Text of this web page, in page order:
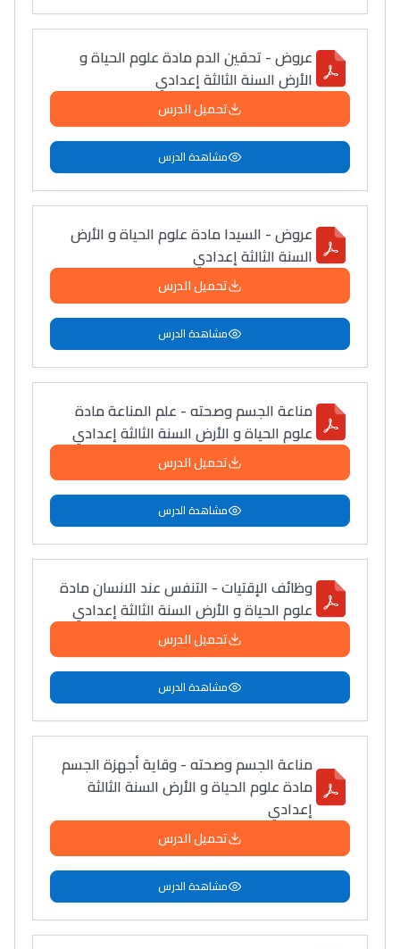
عروض - تحقين الدم مادة علوم الحياة و
الأرض السنة الثالثة إعدادي
تحميل الدرس
مشاهدة الدرس
عروض - السيدا مادة علوم الحياة و الأرض
السنة الثالثة إعدادي
تحميل الدرس
مشاهدة الدرس
مناعة الجسم وصحته - علم المناعة مادة
علوم الحياة و الأرض السنة الثالثة إعدادي
تحميل الدرس
مشاهدة الدرس
وظائف الإقتيات - التنفس عند الانسان مادة
علوم الحياة و الأرض السنة الثالثة إعدادي
تحميل الدرس
مشاهدة الدرس
مناعة الجسم وصحته - وقاية أجهزة الجسم
مادة علوم الحياة و الأرض السنة الثالثة
إعدادي
تحميل الدرس
مشاهدة الدرس